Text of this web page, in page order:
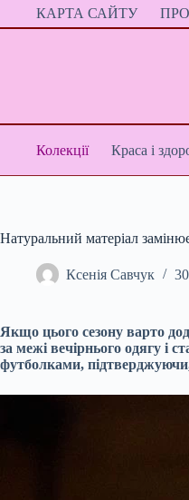
ПерейтиКАРТА САЙТУ
Колекції Краса і
Натуральний матеріал
Ксенія Савчук
Якщо цього сезону варто
за межі вечірнього одягу і
футболками, підтверджуючи,